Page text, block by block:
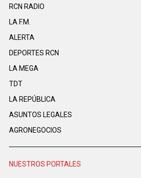
RCN RADIO
LA F.M.
ALERTA
DEPORTES RCN
LA MEGA
TDT
LA REPÚBLICA
ASUNTOS LEGALES
AGRONEGOCIOS
NUESTROS PORTALES